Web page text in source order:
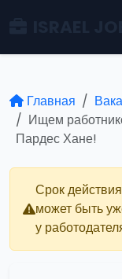
Главная
Ищем
Пардес Хане!
Срок
может быть
у